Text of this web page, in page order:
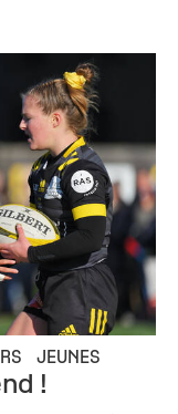
JEUNES
!